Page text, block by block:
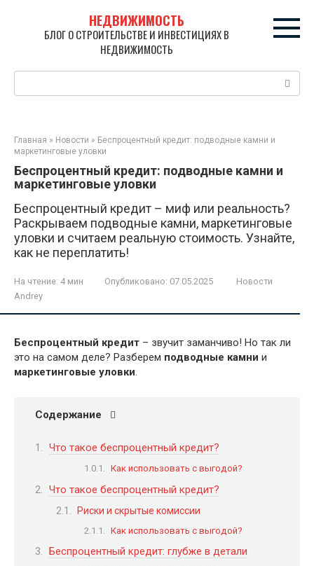
НЕДВИЖИМОСТЬ
БЛОГ О СТРОИТЕЛЬСТВЕ И ИНВЕСТИЦИЯХ В
НЕДВИЖИМОСТЬ
Поиск:
Главная » Новости » Беспроцентный кредит: подводные камни и
маркетинговые уловки
Беспроцентный кредит: подводные камни и
маркетинговые уловки
Беспроцентный кредит – миф или реальность?
Раскрываем подводные камни, маркетинговые
уловки и считаем реальную стоимость. Узнайте,
как не переплатить!
На чтение: 4 мин Опубликовано: 07.05.2025
Новости
Andrey
Беспроцентный кредит – звучит заманчиво! Но так ли
это на самом деле? Разберем подводные камни и
маркетинговые уловки.
Содержание
Что такое беспроцентный кредит?
Как использовать с выгодой?
Что такое беспроцентный кредит?
Риски и скрытые комиссии
Как использовать с выгодой?
Беспроцентный кредит: глубже в детали